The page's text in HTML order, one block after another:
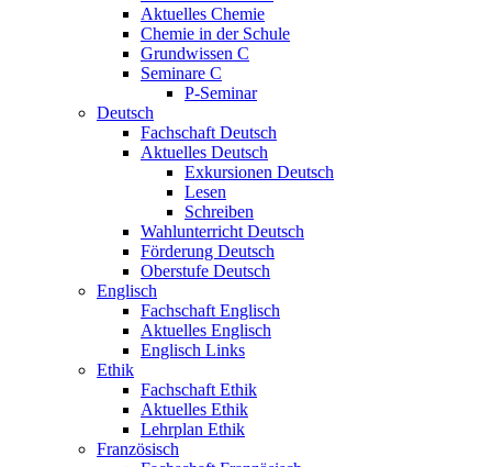
Aktuelles Chemie
Chemie in der Schule
Grundwissen C
Seminare C
P-Seminar
Deutsch
Fachschaft Deutsch
Aktuelles Deutsch
Exkursionen Deutsch
Lesen
Schreiben
Wahlunterricht Deutsch
Förderung Deutsch
Oberstufe Deutsch
Englisch
Fachschaft Englisch
Aktuelles Englisch
Englisch Links
Ethik
Fachschaft Ethik
Aktuelles Ethik
Lehrplan Ethik
Französisch